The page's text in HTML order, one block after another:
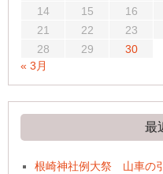
14
15 16
21
22 23
28
29
30
« 3月
最
根崎神社例大祭 山車の